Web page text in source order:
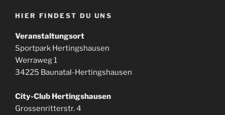
HIER FINDEST DU UNS
Veranstaltungsort
Sportpark Hertingshausen
Werraweg 1
34225 Baunatal-Hertingshausen
City-Club Hertingshausen
Grossenritterstr. 4